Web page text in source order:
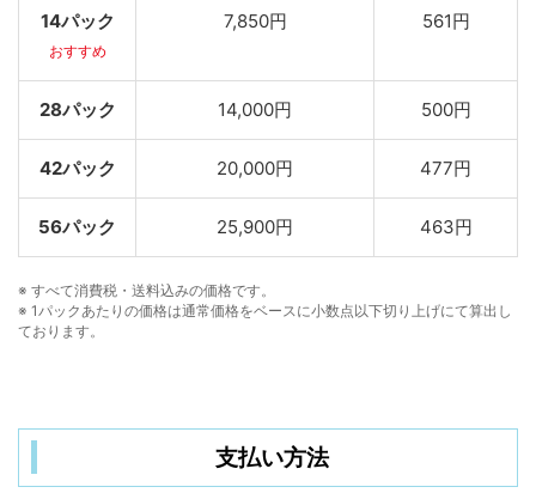
14パック
おすすめ
7,850円 561円
28パック 14,000円 500円
42パック 20,000円 477円
56パック 25,900円 463円
※ すべて消費税・送料込みの価格です。
※ 1パックあたりの価格は通常価格をベースに小数点以下切り上げにて算出し
ております。
支払い方法